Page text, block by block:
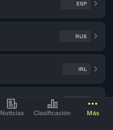
Noticias Clasificación Más
ESP
RUS
IRL